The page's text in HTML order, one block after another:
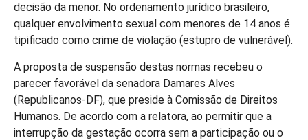
decisão da menor. No ordenamento jurídico brasileiro,
qualquer envolvimento sexual com menores de 14 anos é
tipificado como crime de violação (estupro de vulnerável).
A proposta de suspensão destas normas recebeu o
parecer favorável da senadora Damares Alves
(Republicanos-DF), que preside à Comissão de Direitos
Humanos. De acordo com a relatora, ao permitir que a
interrupção da gestação ocorra sem a participação ou o